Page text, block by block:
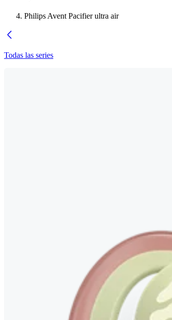
Philips Avent Pacifier ultra air
Todas las series